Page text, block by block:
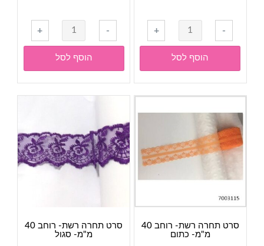
-
כמות
של
סרט
תחרה
רשת-
רוחב
40
אפור
כהה
+
הוסף לסל
-
כמות
של
סרט
תחרה
רשת-
רוחב
טורקיז
+
הוסף לסל
סרט תחרה רשת- רוחב 40
מ"מ- כתום
סרט תחרה רשת- רוחב 40
מ"מ- סגול